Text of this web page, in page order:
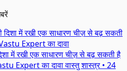
में रखी एक साधारण चीज़ से बढ़ सकती है
Expert का दावावास्तु शास्त्र • 24